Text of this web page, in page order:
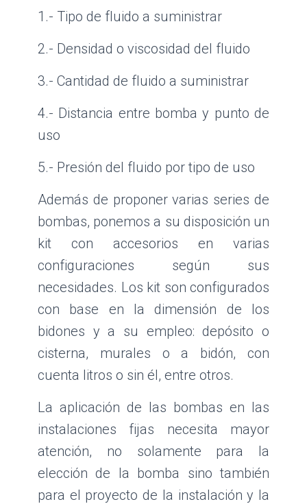
1.- Tipo de fluido a suministrar
2.- Densidad o viscosidad del fluido
3.- Cantidad de fluido a suministrar
4.- Distancia entre bomba y punto de
uso
5.- Presión del fluido por tipo de uso
Además de proponer varias series de
bombas, ponemos a su disposición un
kit con accesorios en varias
configuraciones según sus
necesidades. Los kit son configurados
con base en la dimensión de los
bidones y a su empleo: depósito o
cisterna, murales o a bidón, con
cuenta litros o sin él, entre otros.
La aplicación de las bombas en las
instalaciones fijas necesita mayor
atención, no solamente para la
elección de la bomba sino también
para el proyecto de la instalación y la